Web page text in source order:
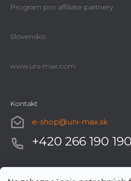
Program pro affiliate partnery
Slovensko
www.uni-max.com
Kontakt
e-shop@uni-max.sk
+420 266 190 190